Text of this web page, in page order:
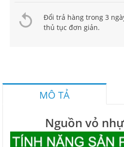
Đổi trả hàng trong 3
thủ tục đơn giản.
MÔ TẢ
Nguồn vỏ